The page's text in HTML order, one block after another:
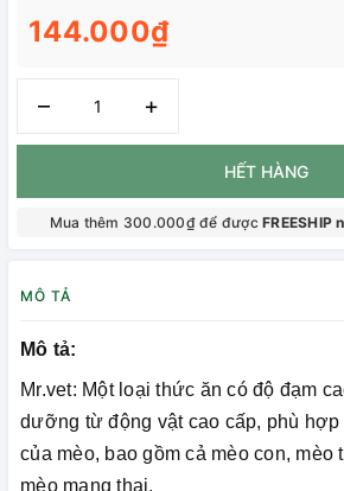
144.000₫
– +
HẾT HÀNG
Mua thêm 300.000₫ để đượcFREESHIP
MÔ TẢ
Mô tả:
Mr.vet: Một loại thức ăn có độ đạm
dưỡng từ động vật cao cấp, phù hợp
của mèo, bao gồm cả mèo con, mèo
mèo mang thai.